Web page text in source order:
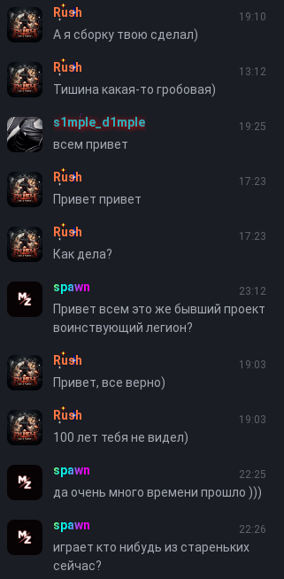
Rush 19:10
А я сборку твою сделал)
Rush 13:12
Тишина какая-то гробовая)
s1mple_d1mple 19:25
всем привет
Rush 17:23
Привет привет
Rush 17:23
Как дела?
spawn 23:12
Привет всем это же бывший проект
воинствующий легион?
Rush 19:03
Привет, все верно)
Rush 19:03
100 лет тебя не видел)
spawn 22:25
да очень много времени прошло )))
spawn 22:26
играет кто нибудь из стареньких
сейчас?